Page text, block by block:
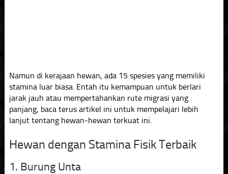
Namun di kerajaan hewan, ada 15 spesies yang memiliki
stamina luar biasa. Entah itu kemampuan untuk berlari
jarak jauh atau mempertahankan rute migrasi yang
panjang, baca terus artikel ini untuk mempelajari lebih
lanjut tentang hewan-hewan terkuat ini.
Hewan dengan Stamina Fisik Terbaik
1. Burung Unta